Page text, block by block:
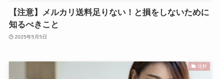
【注意】メルカリ送料足りない！と損をしないために
知るべきこと
2025年5月5日
送料